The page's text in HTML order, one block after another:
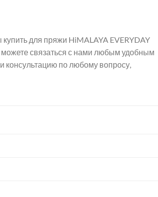
для пряжи HiMALAYA EVERYDAY
можете связаться с нами любым удобным
консультацию по любому вопросу,